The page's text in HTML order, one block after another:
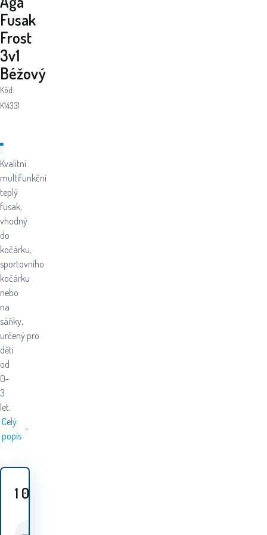
Fusak
Frost
3v1
Béžový
Kód:
K14331
Kvalitní
multifunkční
teplý
fusak,
vhodný
do
kočárku,
sportovního
kočárku
nebo
na
sáňky,
určený pro
děti
od
0-
3
let.
Celý
popis
1 069